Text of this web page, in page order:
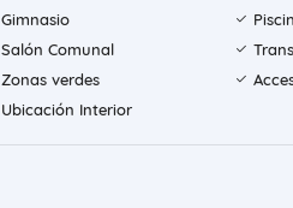
Gimnasio
Salón Comunal
Zonas verdes
Ubicación Interior